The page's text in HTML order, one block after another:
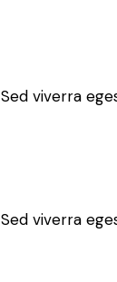
viverra
viverra